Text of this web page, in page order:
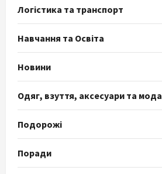
Логістика та транспорт
Навчання та Освіта
Новини
Одяг, взуття, аксесуари та мода
Подорожі
Поради